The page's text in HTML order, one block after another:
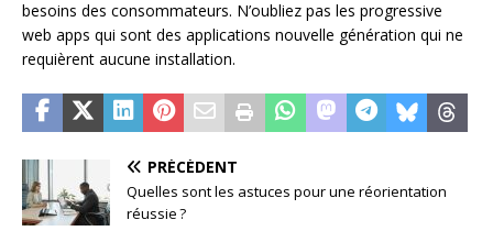
besoins des consommateurs. N’oubliez pas les progressive
web apps qui sont des applications nouvelle génération qui ne
requièrent aucune installation.
PRÉCÉDENT
Quelles sont les astuces pour une réorientation
réussie ?